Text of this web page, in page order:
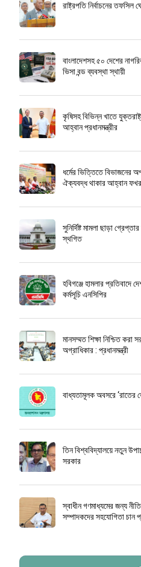
রাষ্ট্রপতি নির্বাচনের তফসিল
বাংলাদেশসহ ৫০ দেশের
ভিসা বন্ড ব্যবস্থা স্থায়ী
কৃষিসহ বিভিন্ন খাতে
আহ্বান প্রধানমন্ত্রীর
ধর্মের ভিত্তিতে বিভাজনের
ঐক্যবদ্ধ থাকার আহ্বান
সুনির্দিষ্ট মামলা ছাড়া
স্থগিত
হবিগঞ্জে হামলার প্রতিবাদে
কর্মসূচি এনসিপির
মানসম্মত শিক্ষা নিশ্চিত করা
অগ্রাধিকার : প্রধানমন্ত্রী
বাধ্যতামূলক অবসরে ‘রাতের
তিন বিশ্ববিদ্যালয়ে নতুন
সরকার
স্বাধীন গণমাধ্যমের জন্য
সম্পাদকদের সহযোগিতা চান